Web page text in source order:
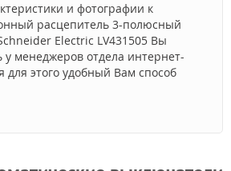
и фотографии к
расцепитель 3-полюсный
Electric LV431505 Вы
у менеджеров отдела интернет-
для этого удобный Вам способ